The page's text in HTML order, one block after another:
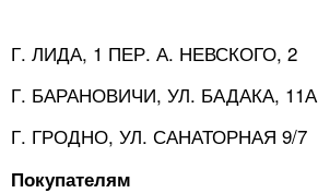
Г. ЛИДА, 1 ПЕР. А. НЕВСКОГО, 2
Г. БАРАНОВИЧИ, УЛ. БАДАКА, 11А
Г. ГРОДНО, УЛ. САНАТОРНАЯ 9/7
Покупателям